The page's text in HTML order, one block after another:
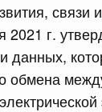
связи
г.
обмена
№ 926
и